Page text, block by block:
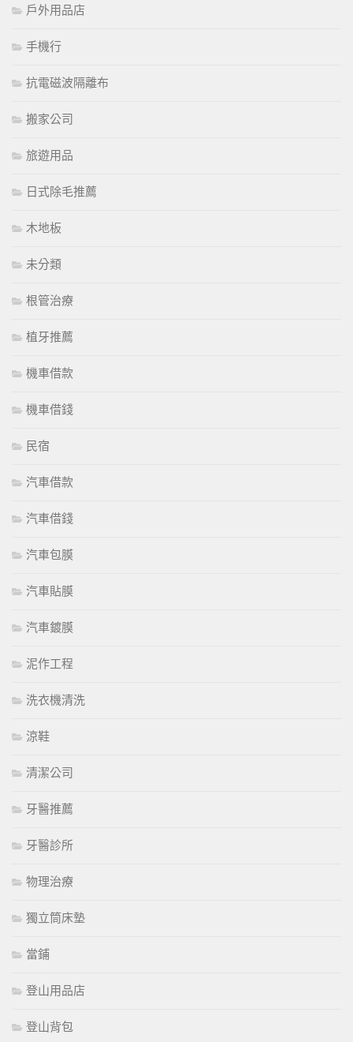
戶外用品店
手機行
抗電磁波隔離布
搬家公司
旅遊用品
日式除毛推薦
木地板
未分類
根管治療
植牙推薦
機車借款
機車借錢
民宿
汽車借款
汽車借錢
汽車包膜
汽車貼膜
汽車鍍膜
泥作工程
洗衣機清洗
涼鞋
清潔公司
牙醫推薦
牙醫診所
物理治療
獨立筒床墊
當鋪
登山用品店
登山背包